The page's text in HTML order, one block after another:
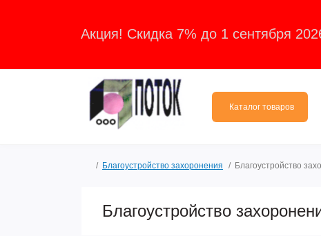
Акция! Скидка 7% до 1 сентября
Каталог товаров
Благоустройство захоронения Благоустройство
Благоустройство